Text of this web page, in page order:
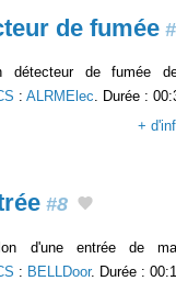
de fumée
détecteur de fumée
: ALRMElec. Durée :
+
#8
d'une entrée de
: BELLDoor. Durée :